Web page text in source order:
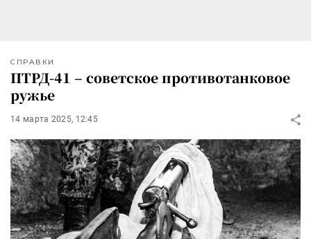
СПРАВКИ
ПТРД-41 – советское противотанковое
ружье
14 марта 2025, 12:45